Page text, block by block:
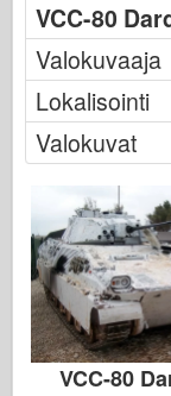
Kävele
Kirjoja
Dvd
Meihin
Le-lehti
Sarjat
VCC-80
Valokuvaaja
Lokalisointi
Valokuvat
VCC-80